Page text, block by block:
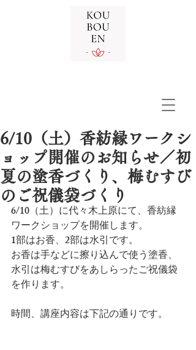
6/10（土）香紡縁ワークシ
ョップ開催のお知らせ／初
夏の塗香づくり、梅むすび
のご祝儀袋づくり
6/10（土）に代々木上原にて、香紡縁
ワークショップを開催します。
1部はお香、2部は水引です。
お香は手などに擦り込んで使う塗香、
水引は梅むすびをあしらったご祝儀袋
を作ります。
時間、講座内容は下記の通りです。